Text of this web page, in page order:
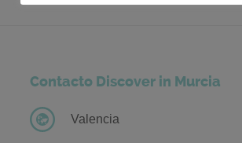
Contacto Discover in Murcia
Valencia